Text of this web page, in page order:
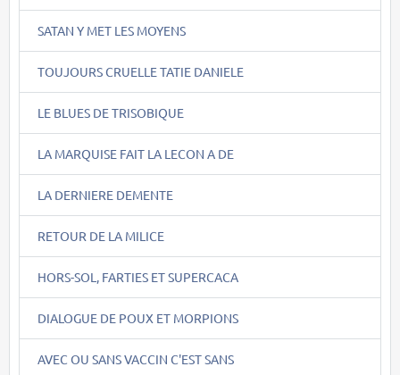
SATAN Y MET LES MOYENS
TOUJOURS CRUELLE TATIE DANIELE
LE BLUES DE TRISOBIQUE
LA MARQUISE FAIT LA LECON A DE
LA DERNIERE DEMENTE
RETOUR DE LA MILICE
HORS-SOL, FARTIES ET SUPERCACA
DIALOGUE DE POUX ET MORPIONS
AVEC OU SANS VACCIN C'EST SANS